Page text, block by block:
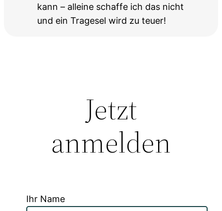
kann – alleine schaffe ich das nicht
und ein Tragesel wird zu teuer!
Jetzt
anmelden
Ihr Name